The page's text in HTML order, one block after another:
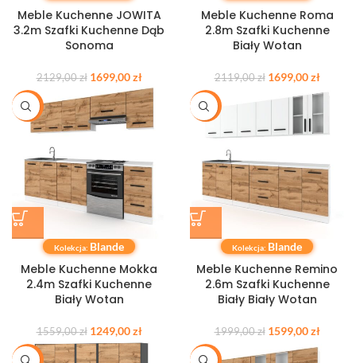
Meble Kuchenne JOWITA
3.2m Szafki Kuchenne Dąb
Sonoma
2129,00zł 1699,00zł
Meble Kuchenne Roma
2.8m Szafki Kuchenne
Biały Wotan
2119,00zł 1699,00zł
-20%
Kolekcja: Blande
Meble Kuchenne Mokka
2.4m Szafki Kuchenne
Biały Wotan
1559,00zł 1249,00zł
-20%
Kolekcja: Blande
Meble Kuchenne Remino
2.6m Szafki Kuchenne
Biały Biały Wotan
1999,00zł 1599,00zł
-20% -20%